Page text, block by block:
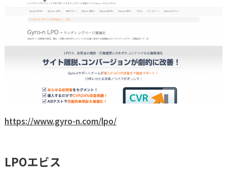
https://www.gyro-n.com/lpo/
LPOエビス